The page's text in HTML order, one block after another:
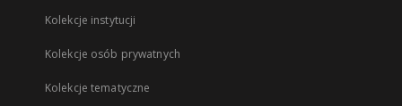
Kolekcje instytucji
Kolekcje osób prywatnych
Kolekcje tematyczne